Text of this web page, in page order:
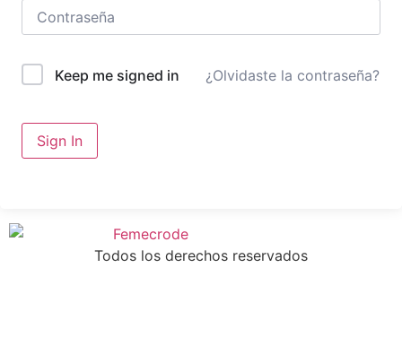
Keep me signed in ¿Olvidaste la contraseña?
Sign In
Todos los derechos reservados